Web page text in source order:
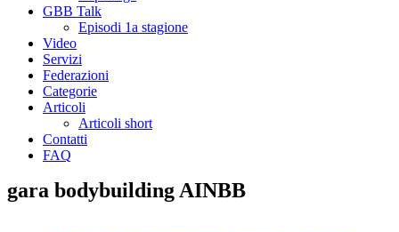
GBB Talk
Episodi 1a stagione
Video
Servizi
Federazioni
Categorie
Articoli
Articoli short
Contatti
FAQ
gara bodybuilding AINBB